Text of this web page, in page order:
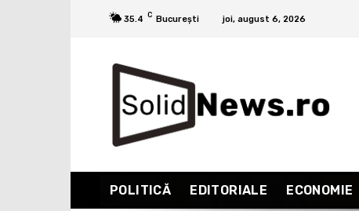
35.4 C București joi, august 6, 2026
POLITICĂ EDITORIALE ECONOMIE